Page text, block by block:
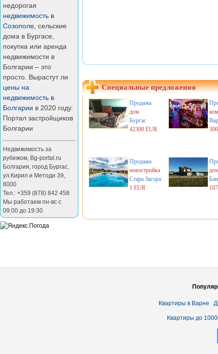
недорогая
недвижимость в
Созополе , сельские
дома в Бургасе,
покупка или аренда
недвижимости в
Болгарии – это
просто. Вырастут ли
цены на
недвижимость в
Болгарии в 2020 году.
Портал застройщиков
Болгарии
Недвижимость за
рубежом, Bg-portal.ru
Болгария, город Бургас,
ул.Кирил и Методи 39,
8000
Тел.: +359 (878) 842 458
Мы работаем пн-вс с
09:00 до 19:30
Специальные предложения
Продажа
дом
Бургас
42300 EUR
Продажа
новостройка
Стара Загора
1 EUR
Квартиры в Варне
Квартиры до